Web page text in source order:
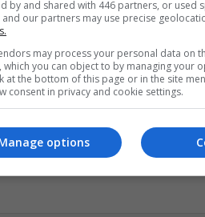
by and shared with 446 partners, or used
and our partners may use precise
may process your personal data on
which you can object to by managing your
at the bottom of this page or in the site
consent in privacy and cookie settings.
options